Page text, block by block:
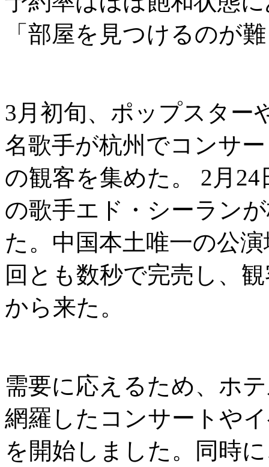
「部屋を見つけるのが
3月初旬、ポップスター
名歌手が杭州でコンサ
の観客を集めた。 2月
の歌手エド・シーラン
た。中国本土唯一の公
回とも数秒で完売し、
から来た。
需要に応えるため、ホ
網羅したコンサートや
を開始しました。同時